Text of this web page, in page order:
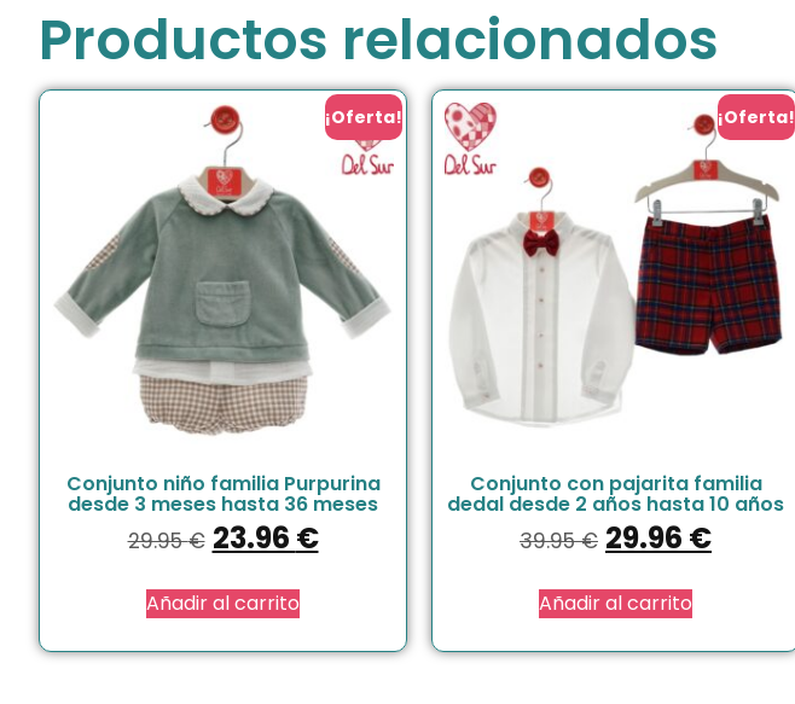
Productos relacionados
¡Oferta!
Conjunto niño familia Purpurina
desde 3 meses hasta 36 meses
29.95€ 23.96 €
Añadir al carrito
¡Oferta!
Conjunto con pajarita familia
dedal desde 2 años hasta 10 años
39.95€ 29.96 €
Añadir al carrito